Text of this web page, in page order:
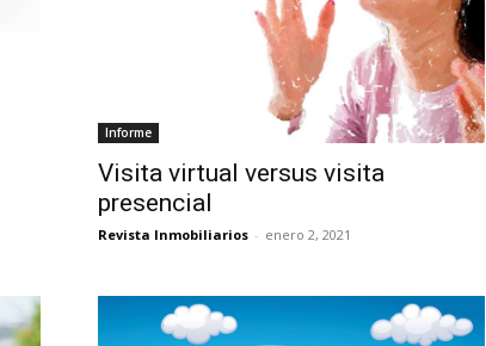
Informe
Visita virtual versus visita
presencial
Revista Inmobiliarios - enero 2, 2021